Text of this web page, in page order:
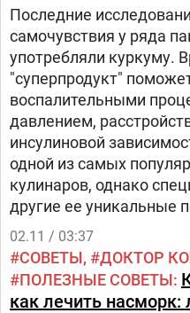
Последние
самочувствия у ряда
употребляли куркуму.
"суперпродукт"
воспалительными
давлением,
инсулиновой
одной из самых
кулинаров, однако
другие ее уникальные
организма.
02.11 / 03:37
СОВЕТЫ
ДОКТОР
ПОЛЕЗНЫЕ СОВЕТЫ
как лечить